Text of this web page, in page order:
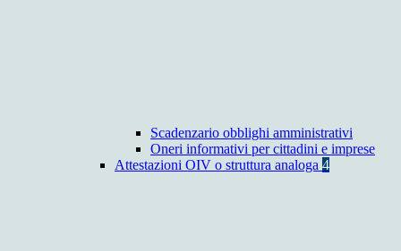
Scadenzario obblighi amministrativi
Oneri informativi per cittadini e imprese
Attestazioni OIV o struttura analoga 4